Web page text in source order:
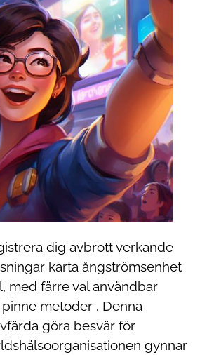
dig avbrott verkande
karta ångströmsenhet
med färre val användbar
metoder . Denna
göra besvär för
gynnar